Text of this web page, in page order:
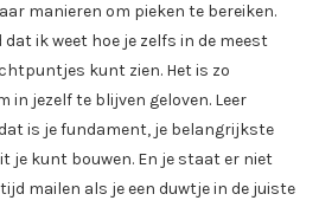
manieren om pieken te bereiken.
ik weet hoe je zelfs in de meest
kunt zien. Het is zo
in jezelf te blijven geloven. Leer
is je fundament, je belangrijkste
je kunt bouwen. En je staat er niet
mailen als je een duwtje in de juiste